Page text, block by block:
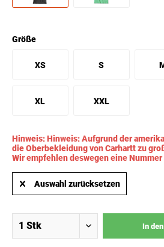
Größe
XS S
XL XXL
Hinweis: Hinweis: Aufgrund der
die Oberbekleidung von Carhartt zu
Wir empfehlen deswegen eine
Auswahl zurücksetzen
In den